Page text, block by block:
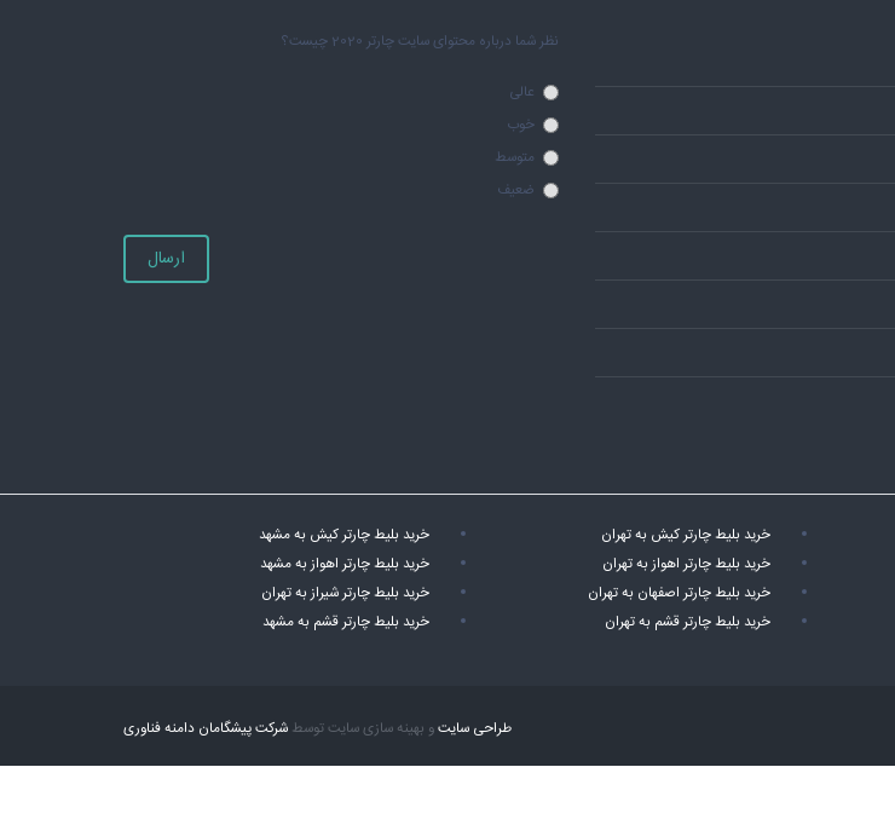
نظر شما درباره محتوای سایت چارتر 2020 چیست؟
عالی
خوب
متوسط
ضعیف
ارسال
خرید بلیط چارتر کیش به تهران
خرید بلیط چارتر کیش به مشهد
خرید بلیط چارتر اهواز به تهران
خرید بلیط چارتر اهواز به مشهد
خرید بلیط چارتر اصفهان به تهران
خرید بلیط چارتر شیراز به تهران
خرید بلیط چارتر قشم به تهران خرید بلیط چارتر قشم به مشهد
طراحی سایتو بهینه سازی سایت توسط شرکت پیشگامان دامنه فناوری